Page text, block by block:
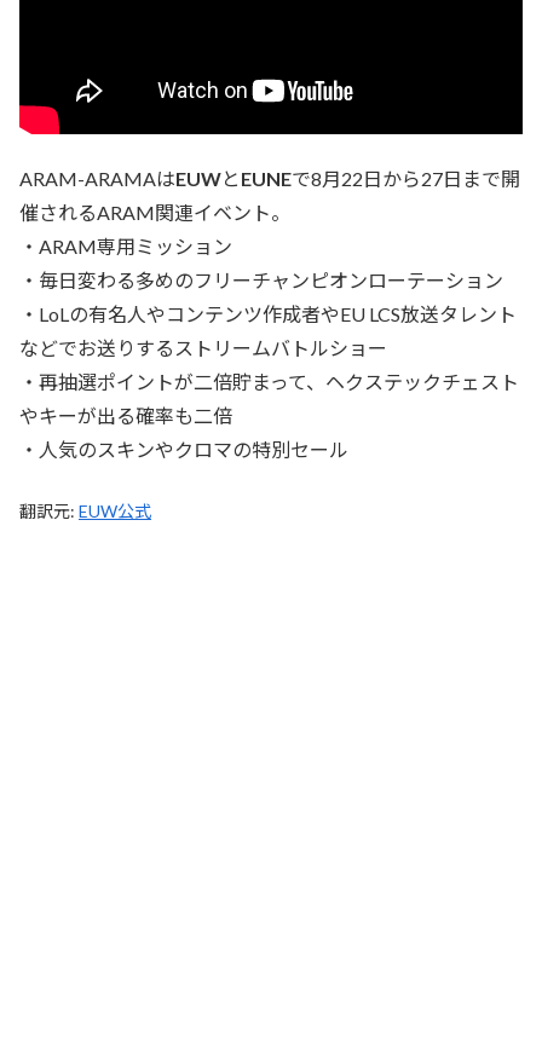
ARAM-ARAMAはEUWと EUNEで8月22日から27日まで開
催されるARAM関連イベント。
・ARAM専用ミッション
・毎日変わる多めのフリーチャンピオンローテーション
・LoLの有名人やコンテンツ作成者やEU LCS放送タレント
などでお送りするストリームバトルショー
・再抽選ポイントが二倍貯まって、ヘクステックチェスト
やキーが出る確率も二倍
・人気のスキンやクロマの特別セール
翻訳元: EUW公式